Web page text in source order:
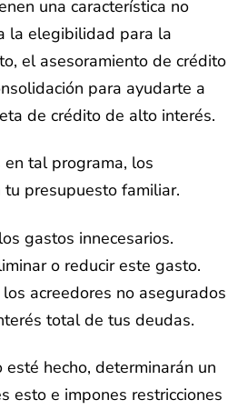
una característica no
la elegibilidad para la
el asesoramiento de crédito
para ayudarte a
de crédito de alto interés.
tal programa, los
presupuesto familiar.
gastos innecesarios.
o reducir este gasto.
acreedores no asegurados
total de tus deudas.
hecho, determinarán un
esto e impones restricciones